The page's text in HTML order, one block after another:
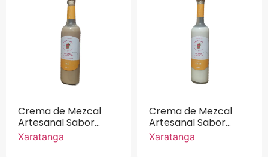
Crema de Mezcal
Artesanal Sabor
Café Xaratanga 750
ml.
Xaratanga
Crema de Mezcal
Artesanal Sabor
Coco Xaratanga 750
ml.
Xaratanga